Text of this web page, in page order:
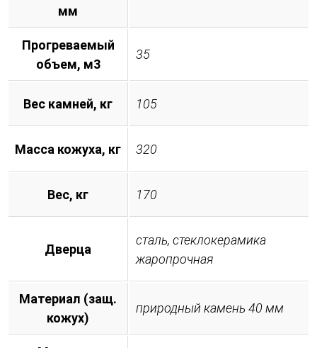
мм
Прогреваемый
объем, м3
35
Вес камней, кг 105
Масса кожуха, кг 320
Вес, кг 170
Дверца
сталь, стеклокерамика
жаропрочная
Материал (защ.
кожух)
природный камень 40 мм